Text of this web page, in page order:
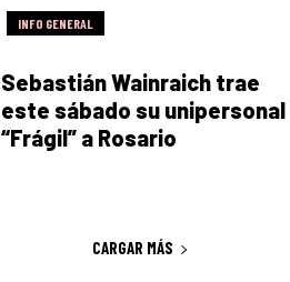
INFO GENERAL
Sebastián Wainraich trae
este sábado su unipersonal
“Frágil” a Rosario
CARGAR MÁS